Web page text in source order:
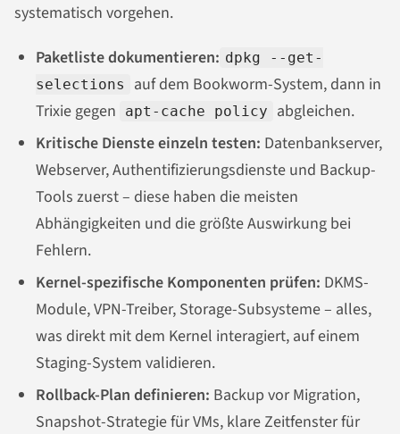
systematisch vorgehen.
Paketliste dokumentieren: dpkg --get-
selections
auf dem Bookworm-System, dann in
Trixie gegen
apt-cache policy
abgleichen.
Kritische Dienste einzeln testen: Datenbankserver,
Webserver, Authentifizierungsdienste und Backup-
Tools zuerst – diese haben die meisten
Abhängigkeiten und die größte Auswirkung bei
Fehlern.
Kernel-spezifische Komponenten prüfen: DKMS-
Module, VPN-Treiber, Storage-Subsysteme – alles,
was direkt mit dem Kernel interagiert, auf einem
Staging-System validieren.
Rollback-Plan definieren: Backup vor Migration,
Snapshot-Strategie für VMs, klare Zeitfenster für